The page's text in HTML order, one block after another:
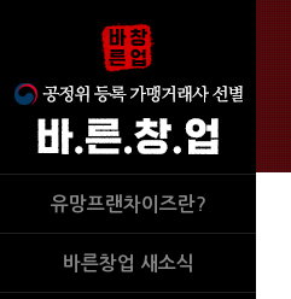
유망프랜차이즈란?
바른창업 새소식